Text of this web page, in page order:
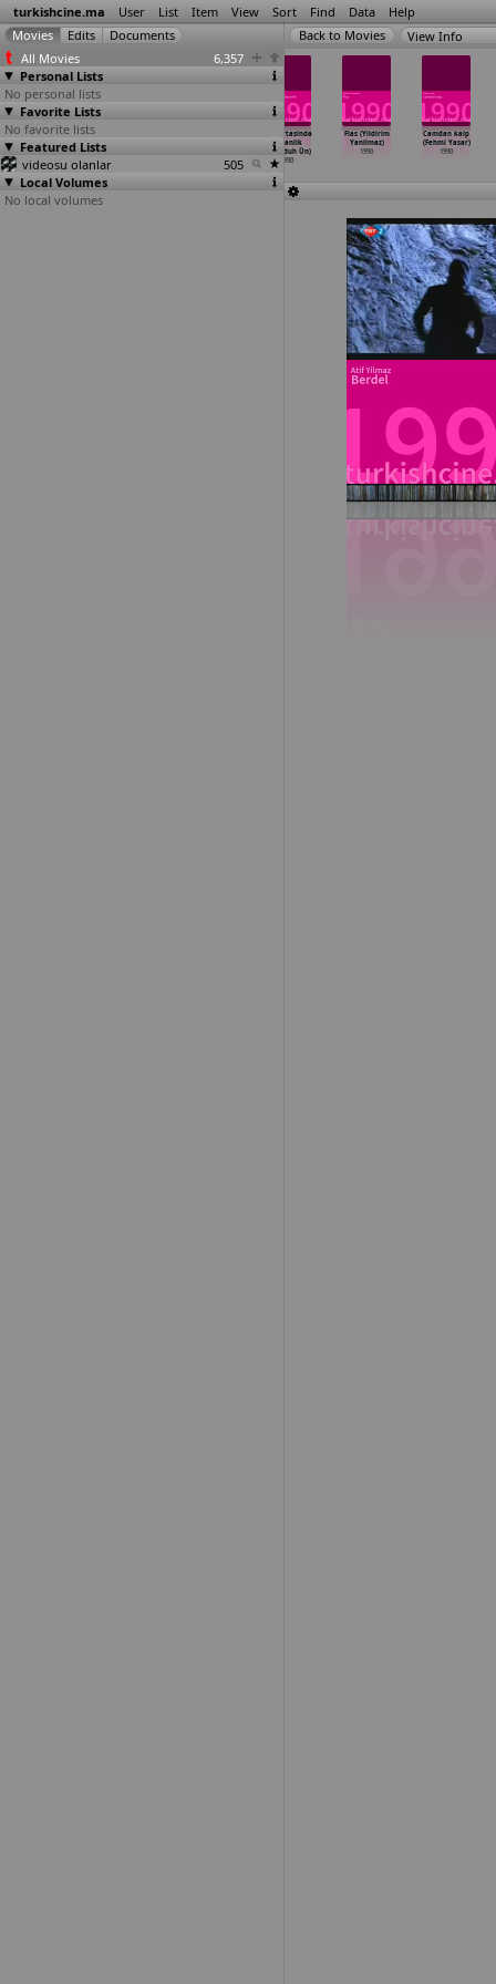
turkishcine.ma User List Item View Sort Find Data Help
All Movies
6,357
Personal Lists
No personal lists
Favorite Lists
No favorite lists
Featured Lists
videosu olanlar
505
Local Volumes
No local volumes
View Info
Yalniz
degilsiniz
(Mesut Uçakan)
Gün ortasinda
karanlik
(Memduh Ün)
1990
Flas (Yildirim
Yanilmaz)
1990
Camdan kalp
(Fehmi Yasar)
1990